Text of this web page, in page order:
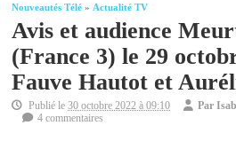
Nouveautés Télé »Actualité TV
Avis et audience
(France 3) le 29
Fauve Hautot et
Publié le30 octobre 2022 à 09:10 Par
4 commentaires